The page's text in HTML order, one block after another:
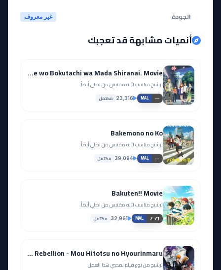
الجودة غير معروف
أنميات مشابهة قد تعجبك
Ano Hi Mita Hana no Namae wo Bokutachi wa Mada Shiranai. Movie
ترشيح مناسب لأنه مقتبس من اصلي أيضاً.
MAL —
23,316 مكتمل
Bakemono no Ko
ترشيح مناسب لأنه مقتبس من اصلي أيضاً.
MAL —
39,094 مكتمل
Bakuten!! Movie
ترشيح مناسب لأنه مقتبس من اصلي أيضاً.
MAL 7.71
32,961 مكتمل
Bleach Movie 2: The DiamondDust Rebellion - Mou Hitotsu no Hyourinmaru
ترشيح من نوع فيلم لمحبي هذا العمل.